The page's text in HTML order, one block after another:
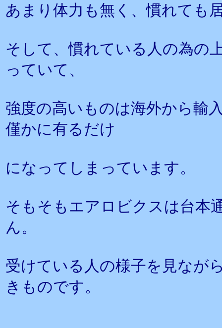
あまり体力も無く、慣れても
そして、慣れている人の為の
っていて、
強度の高いものは海外から輸
僅かに有るだけ
になってしまっています。
そもそもエアロビクスは台本
ん。
受けている人の様子を見なが
きものです。